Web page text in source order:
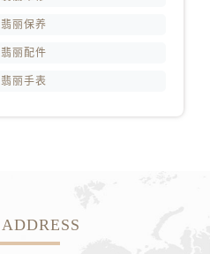
丽保养
丽配件
丽手表